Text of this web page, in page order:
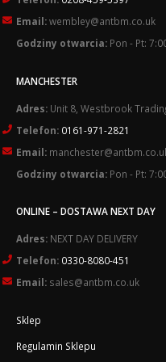
Email:wembley@antbm.co.uk
Godziny otwarcia: Pon - Pt:
MANCHESTER
Adres: Unit 8, Westbrook
Telefon: 0161-971-2821
Email:
Godziny otwarcia: Pon - Pt:
ONLINE – DOSTAWA NEXT DAY
Adres: NEXT DAY DELIVERY
Telefon: 0330-8080-451
Email: sales@antbm.co.uk
Sklep
Regulamin Sklepu